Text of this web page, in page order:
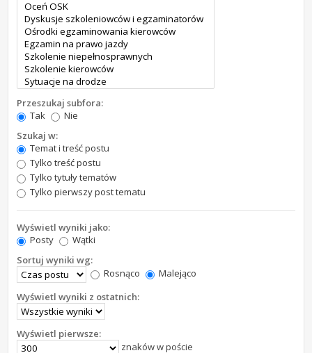
Przeszukaj subfora:
Tak
Nie
Szukaj w:
Temat i treść postu
Tylko treść postu
Tylko tytuły tematów
Tylko pierwszy post tematu
Wyświetl wyniki jako:
Posty
Wątki
Sortuj wyniki wg:
Rosnąco
Malejąco
Wyświetl wyniki z ostatnich:
Wyświetl pierwsze:
znaków w poście